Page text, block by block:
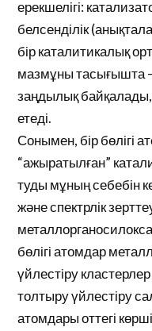
ерекшелігі:
белсенділік
бір каталитикалық
мазмұны тасығышта
заңдылық байқалады,
етеді.
Сонымен, бір бөлігі
“ажыратылған”
туды мұның себебін
және спектрлік
бөлігі атомдар
үйлестіру
толтыру үйлестіру
атомдары оттегі